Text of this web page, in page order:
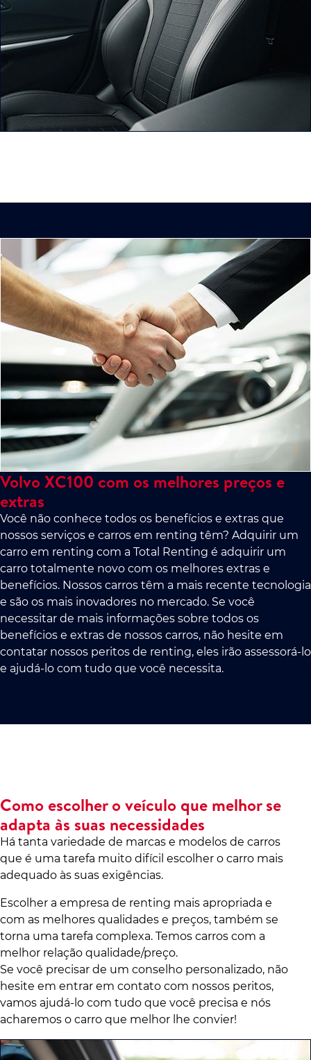
Volvo XC100 com os melhores preços e
extras
Você não conhece todos os benefícios e extras que
nossos serviços e carros em renting têm? Adquirir um
carro em renting com a Total Renting é adquirir um
carro totalmente novo com os melhores extras e
benefícios. Nossos carros têm a mais recente tecnologia
e são os mais inovadores no mercado. Se você
necessitar de mais informações sobre todos os
benefícios e extras de nossos carros, não hesite em
contatar nossos peritos de renting, eles irão assessorá-lo
e ajudá-lo com tudo que você necessita.
Como escolher o veículo que melhor se
adapta às suas necessidades
Há tanta variedade de marcas e modelos de carros
que é uma tarefa muito difícil escolher o carro mais
adequado às suas exigências.
Escolher a empresa de renting mais apropriada e
com as melhores qualidades e preços, também se
torna uma tarefa complexa. Temos carros com a
melhor relação qualidade/preço.
Se você precisar de um conselho personalizado, não
hesite em entrar em contato com nossos peritos,
vamos ajudá-lo com tudo que você precisa e nós
acharemos o carro que melhor lhe convier!